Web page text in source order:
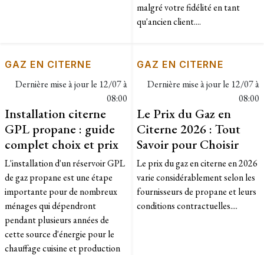
malgré votre fidélité en tant
qu'ancien client....
GAZ EN CITERNE
Dernière mise à jour le 12/07 à
08:00
Installation citerne
GPL propane : guide
complet choix et prix
L'installation d'un réservoir GPL
de gaz propane est une étape
importante pour de nombreux
ménages qui dépendront
pendant plusieurs années de
cette source d'énergie pour le
chauffage cuisine et production
GAZ EN CITERNE
Dernière mise à jour le 12/07 à
08:00
Le Prix du Gaz en
Citerne 2026 : Tout
Savoir pour Choisir
Le prix du gaz en citerne en 2026
varie considérablement selon les
fournisseurs de propane et leurs
conditions contractuelles....